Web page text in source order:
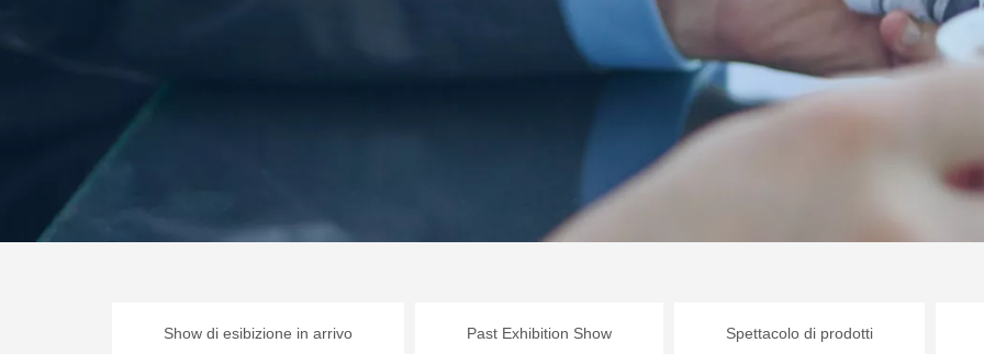
Show di esibizione in arrivo Past Exhibition Show Spettacolo di prodotti